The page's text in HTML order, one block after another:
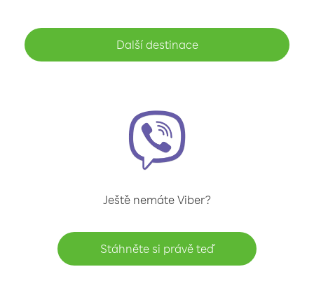
Další destinace
Ještě nemáte Viber?
Stáhněte si právě teď